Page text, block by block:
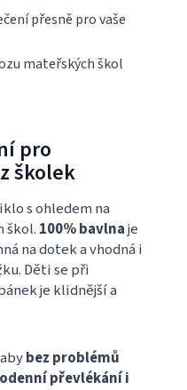
přesně pro vaše
mateřských škol
pro
školek
s ohledem na
škol. 100% bavlnaje
na dotek a vhodná i
Děti se při
je klidnější a
bez problémů
převlékání i